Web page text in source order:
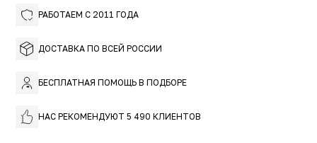
РАБОТАЕМ С 2011 ГОДА
ДОСТАВКА ПО ВСЕЙ РОССИИ
БЕСПЛАТНАЯ ПОМОЩЬ В ПОДБОРЕ
НАС РЕКОМЕНДУЮТ 5 490 КЛИЕНТОВ